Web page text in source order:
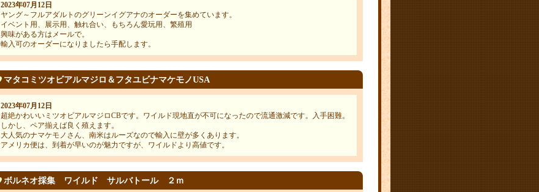
2023年07月12日
ヤング～フルアダルトのグリーンイグアナのオーダーを集めています。
イベント用、展示用、触れ合い、もちろん愛玩用、繁殖用
興味がある方はメールで。
輸入可のオーダーになりましたら手配します。
マタコミツオビアルマジロ＆フタユビナマケモノUSA
2023年07月12日
超絶かわいいミツオビアルマジロCBです。ワイルド現地直が不可になったので流通激減です。入手困難。
しかし、ペア揃えば良く殖えます。
大人気のナマケモノさん、南米はルーズなので輸入に壁が多くあります。
アメリカ便は、到着が早いのが魅力ですが、ワイルドより高値です。
ボルネオ採集 ワイルド サルバトール ２ｍ